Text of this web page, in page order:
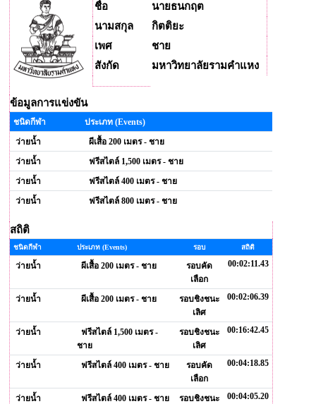
ชื่อ
นายธนกฤต
นามสกุล
กิตติยะ
เพศ
ชาย
สังกัด
มหาวิทยาลัยรามคำแหง
ข้อมูลการแข่งขัน
ชนิดกีฬา
ประเภท (Events)
ว่ายน้ำ
ผีเสื้อ 200 เมตร - ชาย
ว่ายน้ำ
ฟรีสไตล์ 1,500 เมตร - ชาย
ว่ายน้ำ
ฟรีสไตล์ 400 เมตร - ชาย
ว่ายน้ำ
ฟรีสไตล์ 800 เมตร - ชาย
สถิติ
ชนิดกีฬา ประเภท (Events) รอบ สถิติ
ว่ายน้ำ ผีเสื้อ 200 เมตร - ชาย
รอบคัด
เลือก
00:02:11.43
ว่ายน้ำ ผีเสื้อ 200 เมตร - ชาย
รอบชิงชนะ
เลิศ
00:02:06.39
ว่ายน้ำ
ฟรีสไตล์ 1,500 เมตร -
ชาย
รอบชิงชนะ
เลิศ
00:16:42.45
ว่ายน้ำ ฟรีสไตล์ 400 เมตร - ชาย
รอบคัด
เลือก
00:04:18.85
ว่ายน้ำ ฟรีสไตล์ 400 เมตร - ชาย
รอบชิงชนะ
00:04:05.20